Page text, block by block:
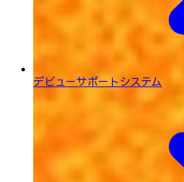
デビューサポートシステム